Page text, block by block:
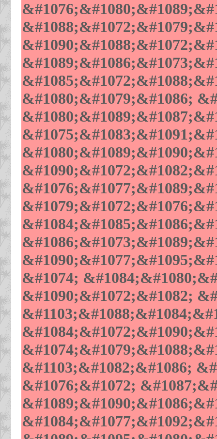
&#1080;&#1079;&#1086;
&#1074;
&#1090;&#1072;&#1082;
&#1103;&#1082;&#1086;
&#1076;&#1072;